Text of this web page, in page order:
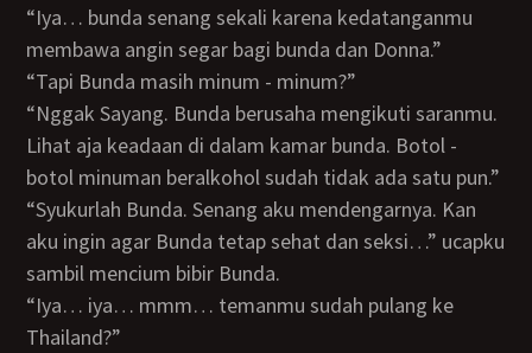
“Iya… bunda senang sekali karena kedatanganmu
membawa angin segar bagi bunda dan Donna.”
“Tapi Bunda masih minum - minum?”
“Nggak Sayang. Bunda berusaha mengikuti saranmu.
Lihat aja keadaan di dalam kamar bunda. Botol -
botol minuman beralkohol sudah tidak ada satu pun.”
“Syukurlah Bunda. Senang aku mendengarnya. Kan
aku ingin agar Bunda tetap sehat dan seksi…” ucapku
sambil mencium bibir Bunda.
“Iya… iya… mmm… temanmu sudah pulang ke
Thailand?”